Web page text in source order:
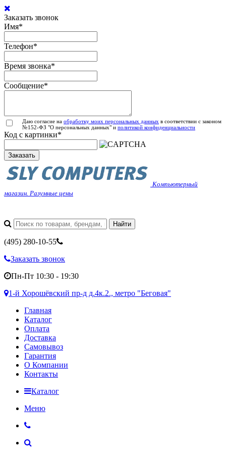
Заказать звонок
Имя*
Телефон*
Время звонка*
Сообщение*
Даю согласие на обработку моих персональных данных в соответствии с законом
№152-ФЗ "О персональных данных" и политикой конфиденциальности
Код с картинки*
Заказать
Компьютерный
магазин. Разумные цены
(495) 280-10-55
Заказать звонок
Пн-Пт 10:30 - 19:30
1-й Хорошёвский пр-д д.4к.2., метро "Беговая"
Главная
Каталог
Оплата
Доставка
Самовывоз
Гарантия
О Компании
Контакты
Каталог
Меню